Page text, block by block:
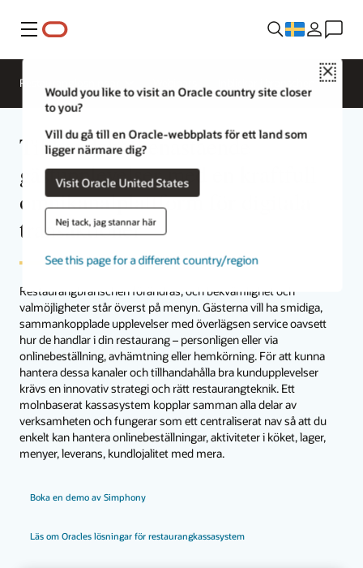
Meny
Close
Would you like to visit an Oracle country site closer
to you?
Vill du gå till en Oracle-webbplats för ett land som
ligger närmare dig?
Visit Oracle United States
Nej tack, jag stannar här
See this page for a different country/region
Restauranglösningar
Tillhandahåll enastående
gästupplevelser med en kraftfull
omnikanalplattform för digitala
transaktioner
Restaurangbranschen förändras, och bekvämlighet och
valmöjligheter står överst på menyn. Gästerna vill ha smidiga,
sammankopplade upplevelser med överlägsen service oavsett
hur de handlar i din restaurang – personligen eller via
onlinebeställning, avhämtning eller hemkörning. För att kunna
hantera dessa kanaler och tillhandahålla bra kundupplevelser
krävs en innovativ strategi och rätt restaurangteknik. Ett
molnbaserat kassasystem kopplar samman alla delar av
verksamheten och fungerar som ett centraliserat nav så att du
enkelt kan hantera onlinebeställningar, aktiviteter i köket, lager,
menyer, leverans, kundlojalitet med mera.
Boka en demo av Simphony
Läs om Oracles lösningar för restaurangkassasystem